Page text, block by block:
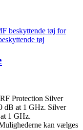
beskyttende tøj for
tøj
Protection Silver
dB at 1 GHz. Silver
1 GHz.
kan vælges